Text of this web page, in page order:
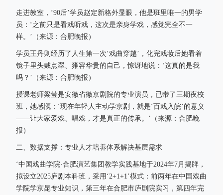
走进教室，‘90后’学员赵定新格外显眼，他是班里唯一的男学
员：‘之前只是看戏听戏，这次是亲身学戏，感觉完全不一
样。’（来源：合肥晚报）
学员王丹则经历了人生第一次‘戏曲穿越’，化完戏妆后她看着
镜子里头戴点翠、雍容华贵的自己，惊讶地说：‘这真的是我
吗？’（来源：合肥晚报）
授课老师梁莹是安徽省徽京剧院的专业演员，已带了三期夜校
班，她感慨：‘现在年轻人主动学京剧，就是‘百戏入皖’的意义
——让大家爱戏、唱戏，才是真正的传承。’（来源：合肥晚
报）
二、数据支撑：专业人才培养体系解决基层需求
‘中国戏曲学院·合肥演艺集团教学实践基地于2024年7月揭牌，
拟设立2025庐剧本科班，采用‘2+1+1’模式：前两年在中国戏曲
学院学京昆专业知识，第三年在合肥市庐剧院实习，第四年完